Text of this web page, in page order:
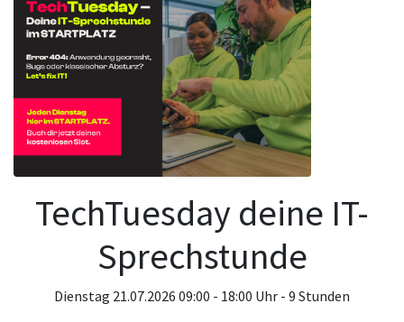
TechTuesday deine IT-
Sprechstunde
Dienstag 21.07.2026 09:00 - 18:00 Uhr - 9 Stunden